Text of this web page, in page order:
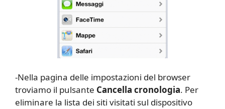
-Nella pagina delle impostazioni del browser
troviamo il pulsante Cancella cronologia. Per
eliminare la lista dei siti visitati sul dispositivo